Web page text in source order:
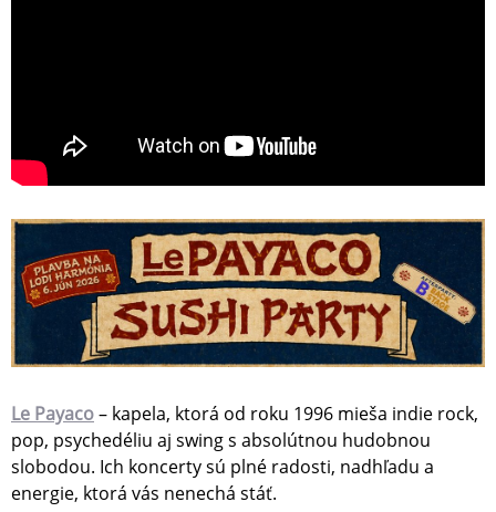
Le Payaco– kapela, ktorá od roku 1996 mieša indie rock,
pop, psychedéliu aj swing s absolútnou hudobnou
slobodou. Ich koncerty sú plné radosti, nadhľadu a
energie, ktorá vás nenechá stáť.